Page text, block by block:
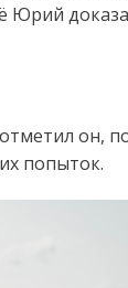
Юрий
он,
попыток.